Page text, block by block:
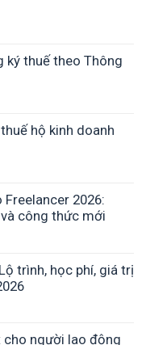
ký thuế theo Thông
hộ kinh doanh
Freelancer 2026:
công thức mới
trình, học phí, giá trị
cho người lao động